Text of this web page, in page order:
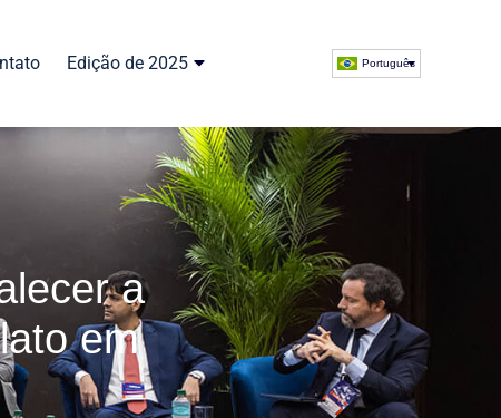
Edição de 2025 Português
a
em